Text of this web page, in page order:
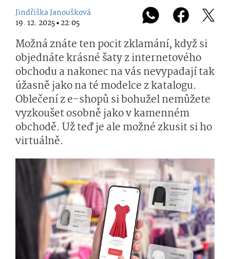
Jindřiška Janoušková
19. 12. 2025 ▪ 22:05
Možná znáte ten pocit zklamání, když si
objednáte krásné šaty z internetového
obchodu a nakonec na vás nevypadají tak
úžasně jako na té modelce z katalogu.
Oblečení z e-shopů si bohužel nemůžete
vyzkoušet osobně jako v kamenném
obchodě. Už teď je ale možné zkusit si ho
virtuálně.